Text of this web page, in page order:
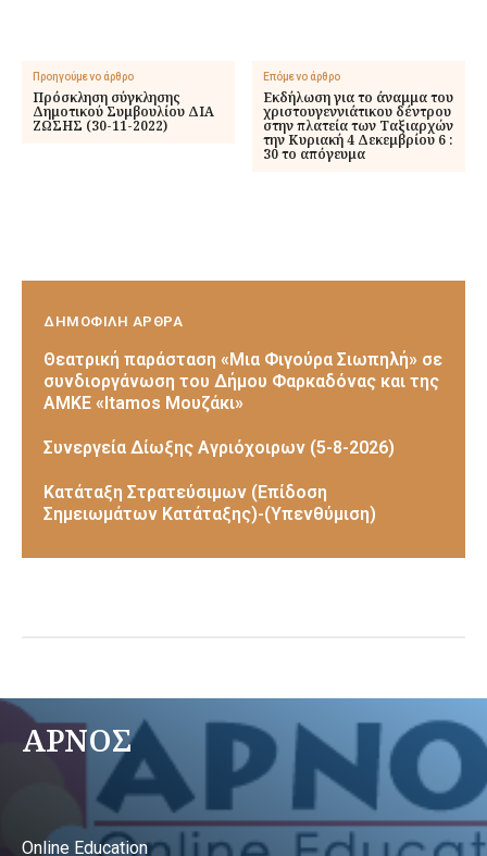
Προηγούμενο άρθρο
Πρόσκληση σύγκλησης
Δημοτικού Συμβουλίου ΔΙΑ
ΖΩΣΗΣ (30-11-2022)
Επόμενο άρθρο
Εκδήλωση για το άναμμα του
χριστουγεννιάτικου δέντρου
στην πλατεία των Ταξιαρχών
την Κυριακή 4 Δεκεμβρίου 6 :
30 το απόγευμα
ΔΗΜΟΦΙΛΗ ΑΡΘΡΑ
Θεατρική παράσταση «Μια Φιγούρα Σιωπηλή» σε
συνδιοργάνωση του Δήμου Φαρκαδόνας και της
ΑΜΚΕ «Itamos Μουζάκι»
Συνεργεία Δίωξης Αγριόχοιρων (5-8-2026)
Κατάταξη Στρατεύσιμων (Επίδοση
Σημειωμάτων Κατάταξης)-(Υπενθύμιση)
ΑΡΝΟΣ
Online Education